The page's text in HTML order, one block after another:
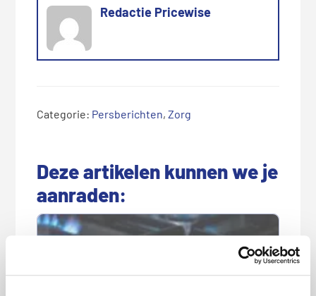
Redactie Pricewise
Categorie: Persberichten,Zorg
Deze artikelen kunnen we je
aanraden: